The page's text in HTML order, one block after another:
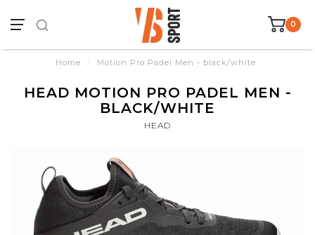
0
Home / Motion Pro Padel Men - black/white
HEAD MOTION PRO PADEL MEN -
BLACK/WHITE
HEAD